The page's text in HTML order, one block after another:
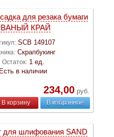
для резака бумаги
КРАЙ
SCB 149107
Скрапбукинг
Остаток: 1 ед.
Есть в наличии
234,00руб.
В корзину В избранное
для шлифования SAND